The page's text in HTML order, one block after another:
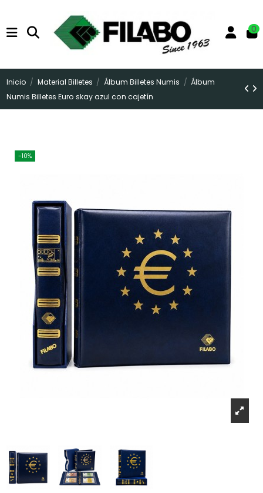
0
Inicio Material Billetes Álbum Billetes Numis
Álbum
Numis Billetes Euro skay azul con cajetín
-10%